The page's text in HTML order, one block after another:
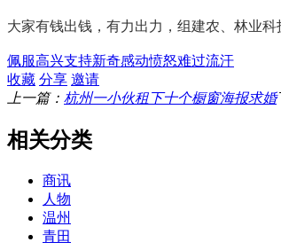
大家有钱出钱，有力出力，组建农、林业
佩服高兴支持新奇感动愤怒难过流汗
收藏 分享 邀请
上一篇： 杭州一小伙租下十个橱窗海报求婚
相关分类
商讯
人物
温州
青田